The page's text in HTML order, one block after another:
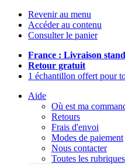
Revenir au menu
Accéder au contenu
Consulter le panier
France : Livraison
Retour gratuit
1 échantillon offert pour
Aide
Où est ma
Retours
Frais d'envoi
Modes de paiement
Nous contacter
Toutes les rubriques